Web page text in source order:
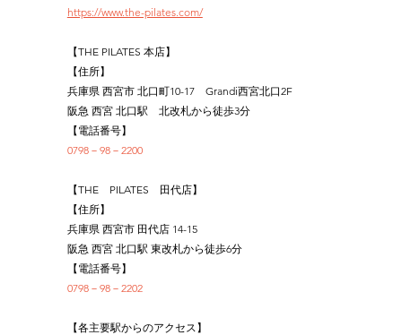
https://www.the-pilates.com/
【THE PILATES 本店】
【住所】
兵庫県 西宮市 北口町10-17　Grandi西宮北口2F
阪急 西宮 北口駅　北改札から徒歩3分
【電話番号】
0798－98－2200
【THE　PILATES　田代店】
【住所】
兵庫県 西宮市 田代店 14-15
阪急 西宮 北口駅 東改札から徒歩6分
【電話番号】
0798－98－2202
【各主要駅からのアクセス】